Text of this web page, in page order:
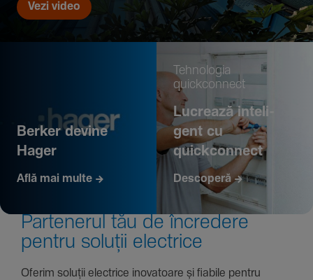
Vezi video
Berker devine
Hager
Află mai multe
Tehno­logia
quickconnect
Lucrează inte­li­
gent cu
quickconnect
Descoperă
Parte­nerul tău de încre­dere
pentru soluții electrice
Oferim soluții electrice inova­toare și fiabile pentru